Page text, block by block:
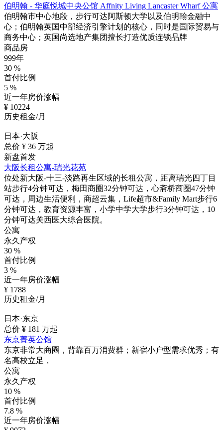
伯明翰 - 华庭悦城中央公馆 Affnity Living Lancaster Wharf 公寓
伯明翰市中心地段，步行可达阿斯顿大学以及伯明翰金融中
心；伯明翰英国中部经济引擎计划的核心，同时是国际贸易与
商务中心；英国尚选地产集团擅长打造优质连锁品牌
商品房
999年
30 %
首付比例
5 %
近一年房价涨幅
¥ 10224
历史租金/月
日本·大阪
总价 ¥ 36 万起
新盘首发
大阪长租公寓-瑞光花苑
位处新大阪-十三-淡路再生区域的长租公寓，距离瑞光四丁目
站步行4分钟可达，梅田商圈32分钟可达，心斋桥商圈47分钟
可达，周边生活便利，商超云集，Life超市&Family Mart步行6
分钟可达，教育资源丰富，小学中学大学步行3分钟可达，10
分钟可达关西医大综合医院。
公寓
永久产权
30 %
首付比例
3 %
近一年房价涨幅
¥ 1788
历史租金/月
日本·东京
总价 ¥ 181 万起
东京菁英公馆
东京非常大商圈，背靠百万消费群；新宿小户型需求优秀；有
名高校立足，
公寓
永久产权
10 %
首付比例
7.8 %
近一年房价涨幅